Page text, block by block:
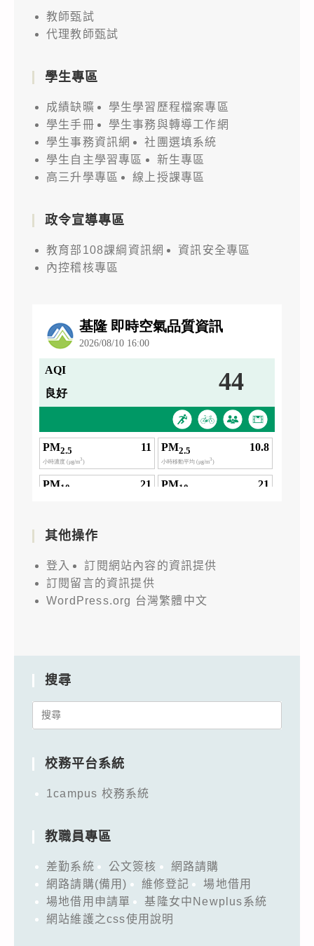
教師甄試
代理教師甄試
學生專區
成績缺曠
學生學習歷程檔案專區
學生手冊
學生事務與轉導工作網
學生事務資訊網
社團選填系統
學生自主學習專區
新生專區
高三升學專區
線上授課專區
政令宣導專區
教育部108課綱資訊網
資訊安全專區
內控稽核專區
其他操作
登入
訂閱網站內容的資訊提供
訂閱留言的資訊提供
WordPress.org 台灣繁體中文
搜尋
Search
校務平台系統
1campus 校務系統
教職員專區
差勤系統 公文簽核
網路請購
網路請購(備用)
維修登記
場地借用
場地借用申請單
基隆女中Newplus系統
網站維護之css使用說明